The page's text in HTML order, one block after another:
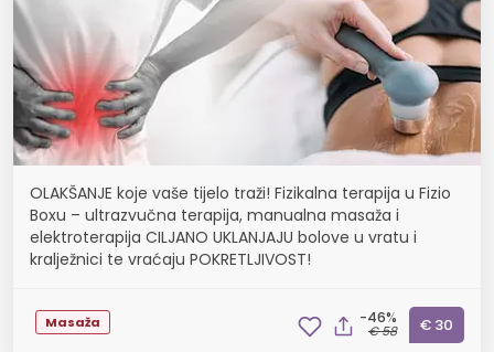
OLAKŠANJE koje vaše tijelo traži! Fizikalna terapija u Fizio
Boxu – ultrazvučna terapija, manualna masaža i
elektroterapija CILJANO UKLANJAJU bolove u vratu i
kralježnici te vraćaju POKRETLJIVOST!
Masaža -46%
€ 58 € 30